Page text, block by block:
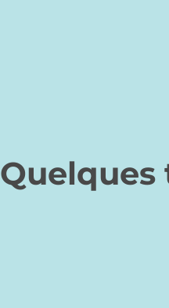
Quelques